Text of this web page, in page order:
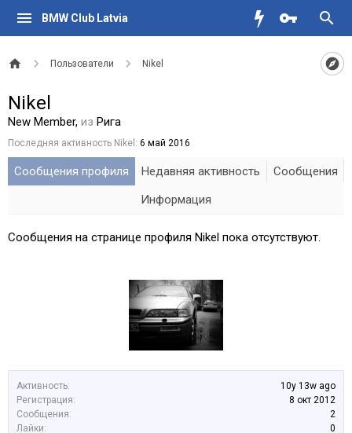
BMW Club Latvia
Пользователи Nikel
Активность:
10y 13w ago
Регистрация:
8 окт 2012
Сообщения:
2
Лайки:
0
Nikel
New Member, из Рига
Последняя активность Nikel: 6 май 2016
Сообщения профиля Недавняя активность
Сообщения
Информация
Сообщения на странице профиля Nikel пока отсутствуют.